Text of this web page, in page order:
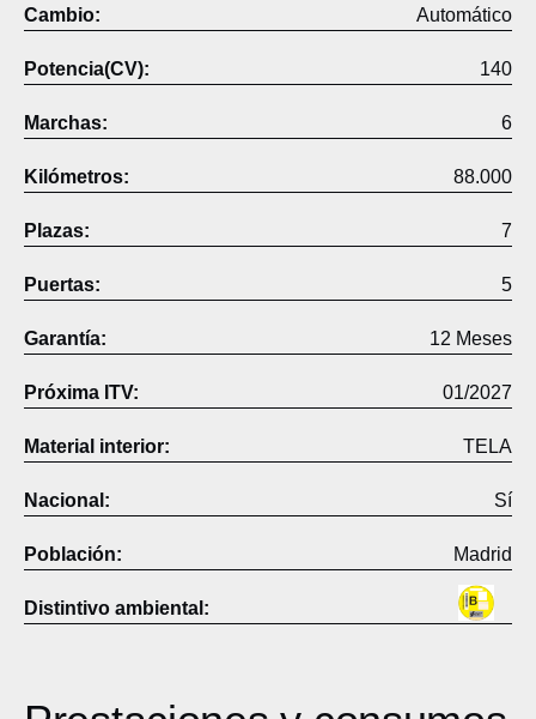
Cambio: Automático
Potencia(CV): 140
Marchas: 6
Kilómetros: 88.000
Plazas: 7
Puertas: 5
Garantía: 12 Meses
Próxima ITV: 01/2027
Material interior: TELA
Nacional: Sí
Población: Madrid
Distintivo ambiental: